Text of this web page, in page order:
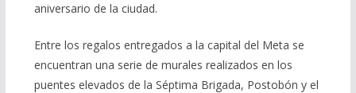
aniversario de la ciudad.
Entre los regalos entregados a la capital del Meta se
encuentran una serie de murales realizados en los
puentes elevados de la Séptima Brigada, Postobón y el